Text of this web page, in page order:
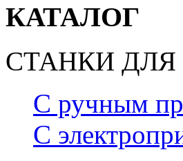
КАТАЛОГ
СТАНКИ
С ручным
С